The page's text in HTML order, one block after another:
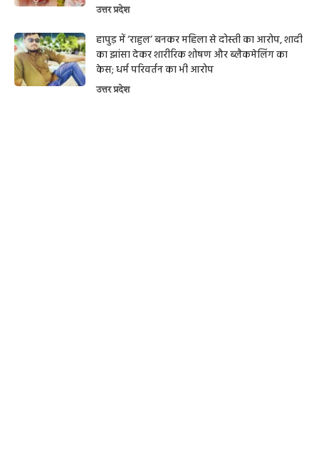
उत्तर प्रदेश
हापुड़ में ‘राहुल’ बनकर महिला से दोस्ती का आरोप, शादी
का झांसा देकर शारीरिक शोषण और ब्लैकमेलिंग का
केस; धर्म परिवर्तन का भी आरोप
उत्तर प्रदेश